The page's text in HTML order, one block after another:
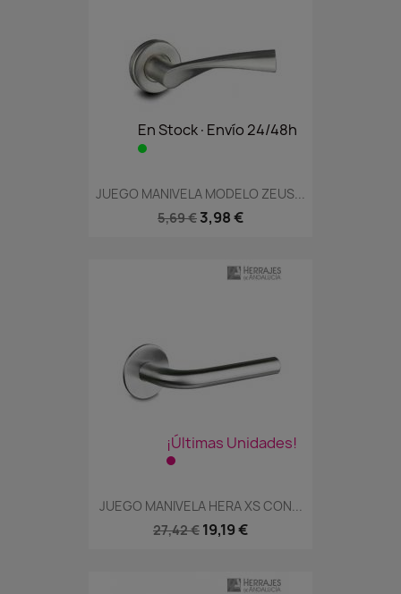
En Stock·Envío 24/48h
JUEGO MANIVELA MODELO ZEUS...
5,69 € 3,98 €
¡Últimas Unidades!
JUEGO MANIVELA HERA XS CON...
27,42 € 19,19 €